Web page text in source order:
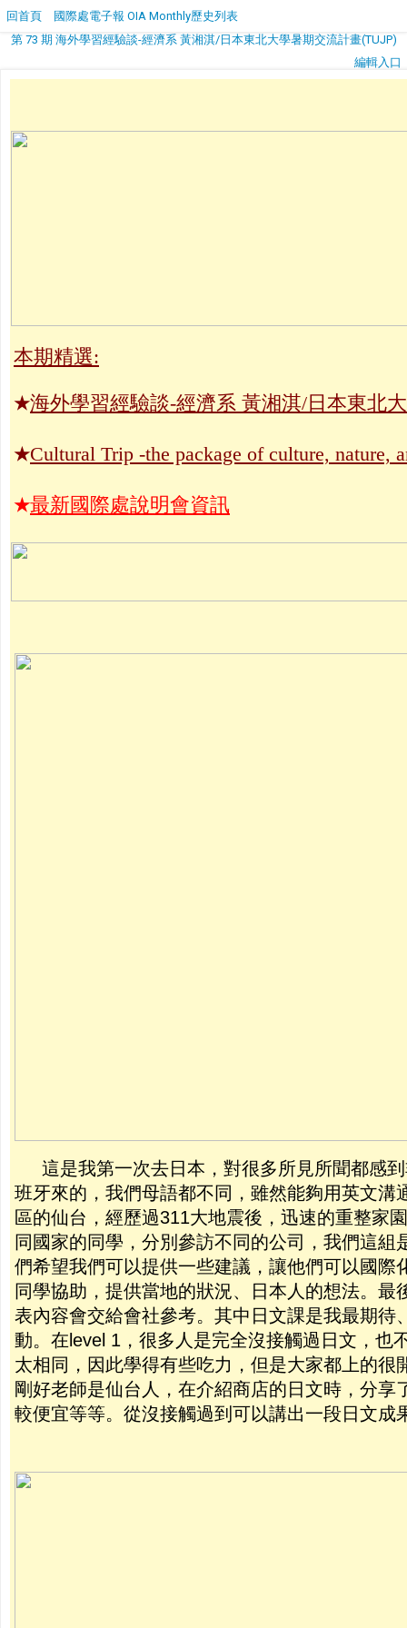
回首頁
國際處電子報 OIA Monthly歷史列表
第 73 期 海外學習經驗談-經濟系 黃湘淇/日本東北大學暑期交流計畫(TUJP)
編輯入口